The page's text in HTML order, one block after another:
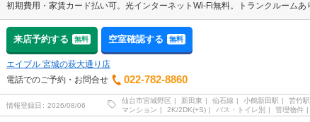
来店予約する 無料 空室確認する 無料
エイブル 宮城の萩大通り店
電話でのご予約・お問合せ
022-782-8860
情報登録日 2026/08/06
仙台市宮城野区 新田東 仙石線 小鶴新田駅 苦竹駅
マンション
2K/2DK(+S) バス・トイレ別 管理物件